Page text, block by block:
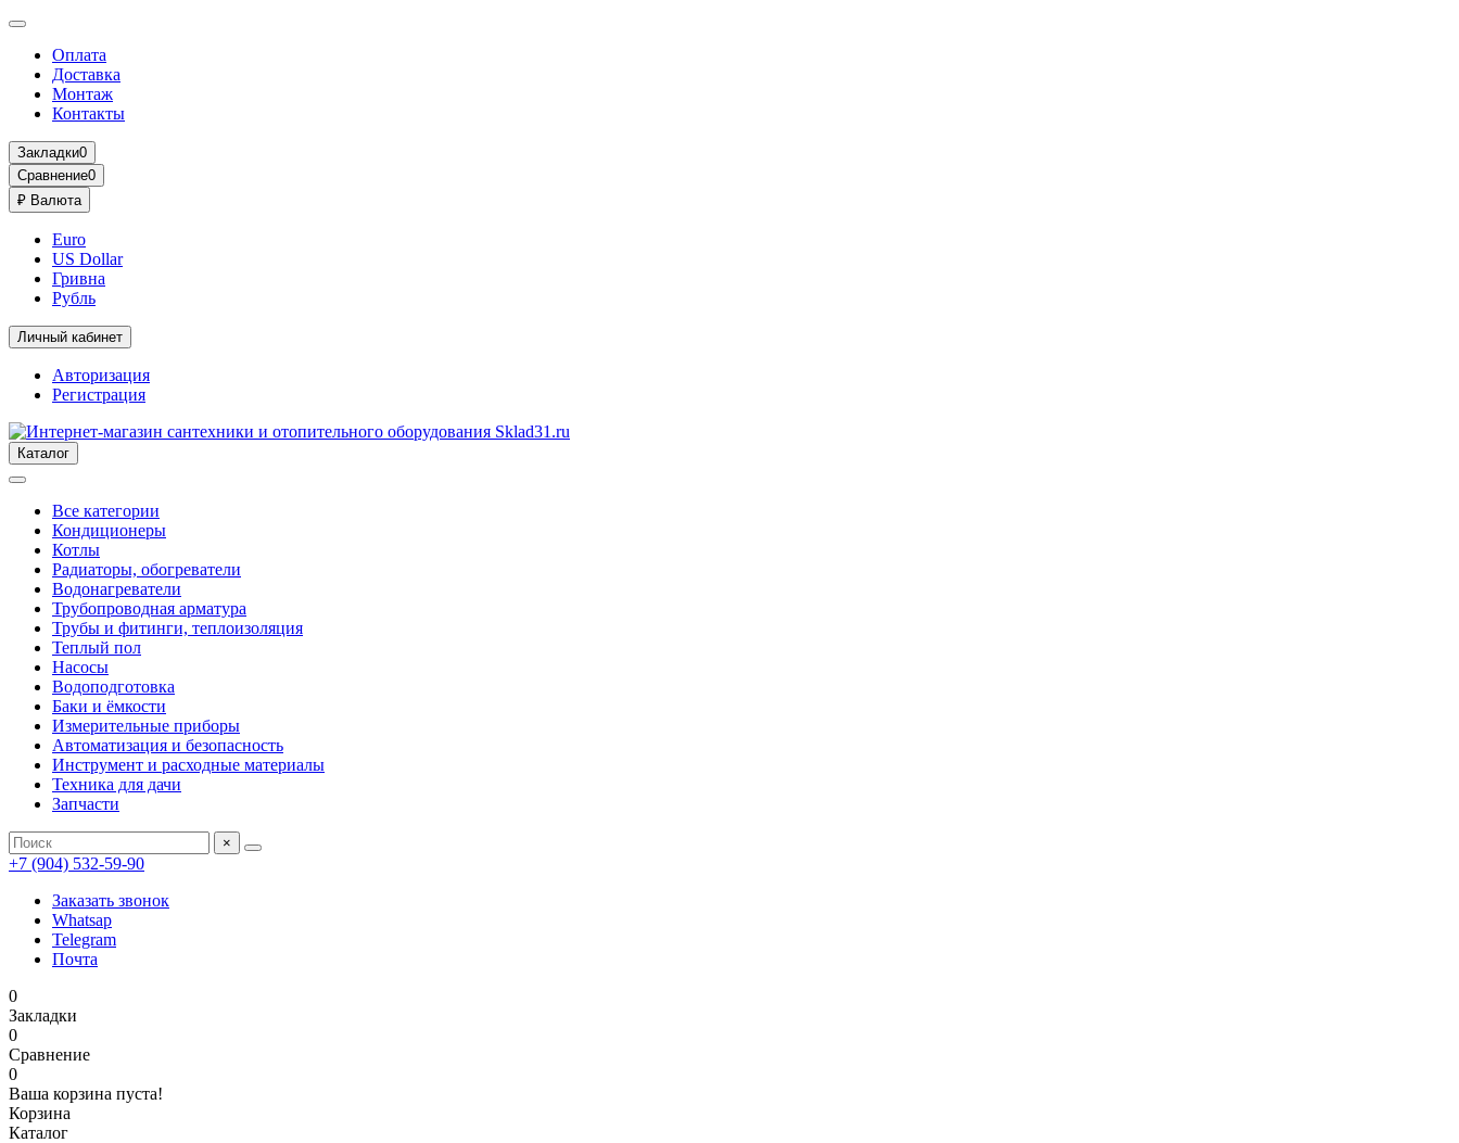
Оплата
Доставка
Монтаж
Контакты
Закладки0
Сравнение0
₽ Валюта
Euro
US Dollar
Гривна
Рубль
Личный кабинет
Авторизация
Регистрация
Каталог
Все категории
Кондиционеры
Котлы
Радиаторы, обогреватели
Водонагреватели
Трубопроводная арматура
Трубы и фитинги, теплоизоляция
Теплый пол
Насосы
Водоподготовка
Баки и ёмкости
Измерительные приборы
Автоматизация и безопасность
Инструмент и расходные материалы
Техника для дачи
Запчасти
×
+7 (904) 532-59-90
Заказать звонок
Whatsap
Telegram
Почта
0
Закладки
0
Сравнение
0
Ваша корзина пуста!
Корзина
Каталог